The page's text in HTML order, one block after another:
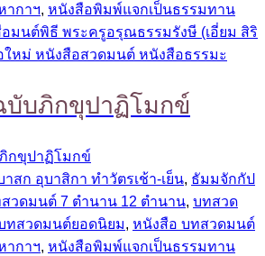
ากาฯ, หนังสือพิมพ์แจกเป็นธรรมทาน
มนต์พิธี พระครูอรุณธรรมรังษี (เอี่ยม สิริ
ใหม่ หนังสือสวดมนต์ หนังสือธรรมะ
บภิกขุปาฏิโมกข์
สก อุบาสิกา ทำวัตรเช้า-เย็น, ธัมมจักกัป
วดมนต์ 7 ตำนาน 12 ตำนาน, บทสวด
ทสวดมนต์ยอดนิยม, หนังสือ บทสวดมนต์
ากาฯ, หนังสือพิมพ์แจกเป็นธรรมทาน